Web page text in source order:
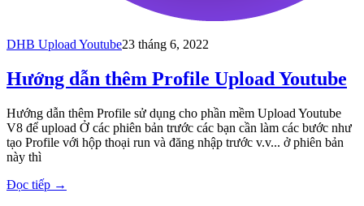
DHB Upload Youtube23 tháng 6, 2022
Hướng dẫn thêm Profile Upload Youtube
Hướng dẫn thêm Profile sử dụng cho phần mềm Upload Youtube
V8 để upload Ở các phiên bản trước các bạn cần làm các bước như
tạo Profile với hộp thoại run và đăng nhập trước v.v... ở phiên bản
này thì
Đọc tiếp →